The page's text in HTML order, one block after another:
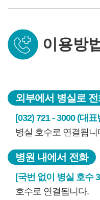
이용방
외부에서 병실로
[032) 721 - 3000 (대
병실 호수로 연결됩니
병원 내에서 전화
[국번 없이 병실 호수
호수로 연결됩니다.